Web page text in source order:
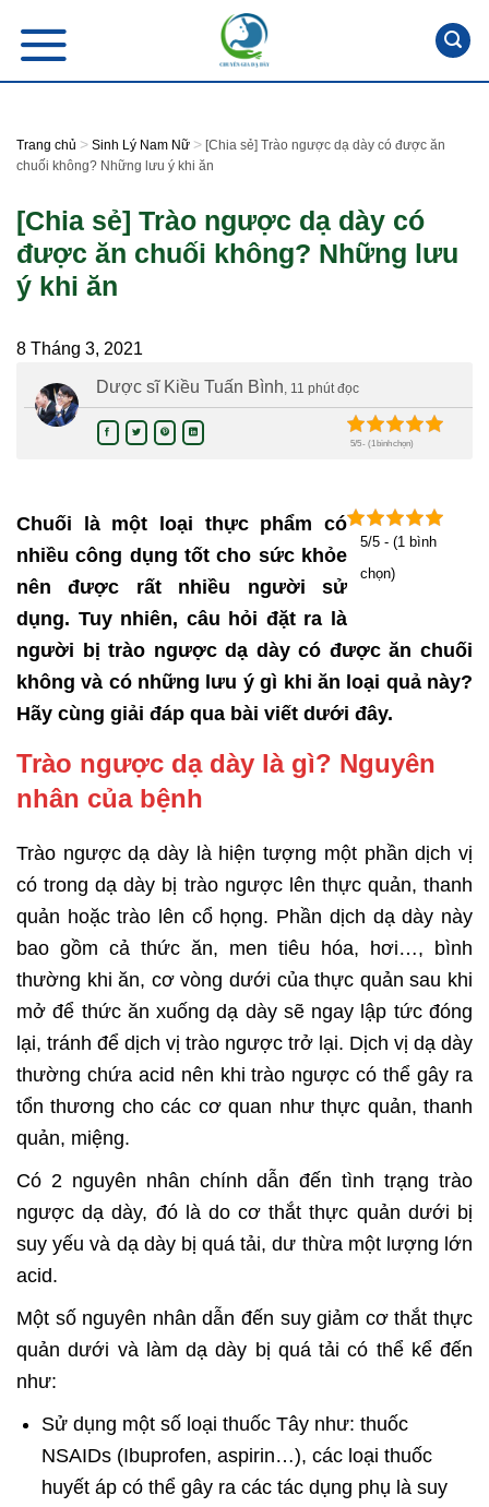
content
Trang chủ > Sinh Lý Nam Nữ > [Chia sẻ] Trào ngược dạ dày có được ăn
chuối không? Những lưu ý khi ăn
[Chia sẻ] Trào ngược dạ dày có
được ăn chuối không? Những lưu
ý khi ăn
8 Tháng 3, 2021
Dược sĩ Kiều Tuấn Bình, 11 phút đọc
5/5 - (1 bình chọn)
5/5 - (1 bình
chọn)
Chuối là một loại thực phẩm có
nhiều công dụng tốt cho sức khỏe
nên được rất nhiều người sử
dụng. Tuy nhiên, câu hỏi đặt ra là
người bị trào ngược dạ dày có được ăn chuối
không và có những lưu ý gì khi ăn loại quả này?
Hãy cùng giải đáp qua bài viết dưới đây.
Trào ngược dạ dày là gì? Nguyên
nhân của bệnh
Trào ngược dạ dày là hiện tượng một phần dịch vị
có trong dạ dày bị trào ngược lên thực quản, thanh
quản hoặc trào lên cổ họng. Phần dịch dạ dày này
bao gồm cả thức ăn, men tiêu hóa, hơi…, bình
thường khi ăn, cơ vòng dưới của thực quản sau khi
mở để thức ăn xuống dạ dày sẽ ngay lập tức đóng
lại, tránh để dịch vị trào ngược trở lại. Dịch vị dạ dày
thường chứa acid nên khi trào ngược có thể gây ra
tổn thương cho các cơ quan như thực quản, thanh
quản, miệng.
Có 2 nguyên nhân chính dẫn đến tình trạng trào
ngược dạ dày, đó là do cơ thắt thực quản dưới bị
suy yếu và dạ dày bị quá tải, dư thừa một lượng lớn
acid.
Một số nguyên nhân dẫn đến suy giảm cơ thắt thực
quản dưới và làm dạ dày bị quá tải có thể kể đến
như:
Sử dụng một số loại thuốc Tây như: thuốc
NSAIDs (Ibuprofen, aspirin…), các loại thuốc
huyết áp có thể gây ra các tác dụng phụ là suy